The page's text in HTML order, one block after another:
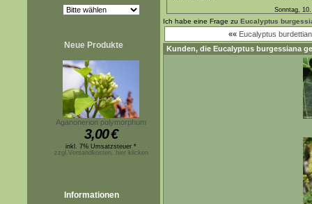
Neue Produkte
Aganonerion polymorphum
3,00€
inkl. 7% Umsatzsteuer *
zzgl.Versandkosten, hier klicken
Informationen
Sonntag,
Ich habe eine Frage zu Eucalyptus
«« Eucalyptus
Kunden, die Eucalyptus burgessiana